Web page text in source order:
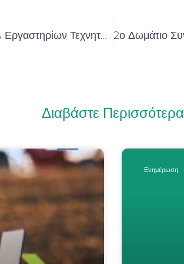
Πρόκληση στο 3ο μέρος Εκπαιδευτικών Σεμιναρίων & Εργαστηρίων Τεχνητής Νοημοσύνης – Τομέας: Περιβάλλον – Ενέργεια (18 Μαρτίου 2026)
Διαβάστε Περισσότερα
Ενημέρωση